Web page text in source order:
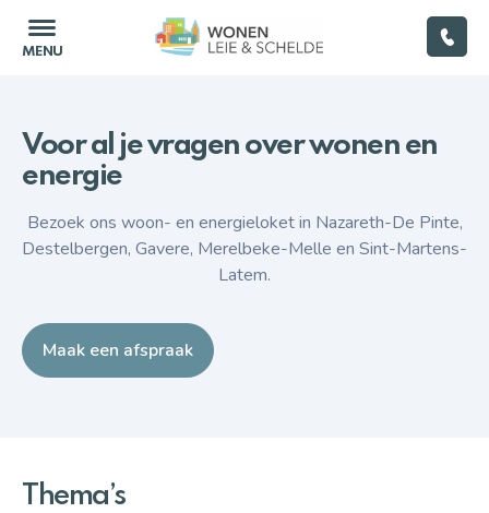
(Ver)huren
Renoveren
Voor al je vragen over wonen en
energie
Bezoek ons woon- en energieloket in Nazareth-De Pinte,
Destelbergen, Gavere, Merelbeke-Melle en Sint-Martens-
Latem.
Maak een afspraak
Thema’s